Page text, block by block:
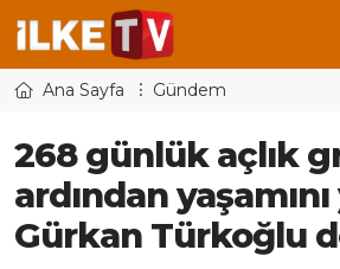
Ana Sayfa Gündem
268 günlük açlık
ardından
Gürkan Türkoğlu